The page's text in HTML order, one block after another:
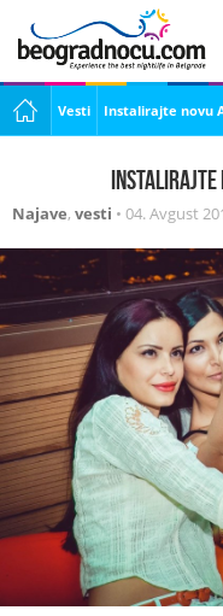
Vesti Instalirajte novu
Instalirajte
Najave, vesti • 04. Avgust